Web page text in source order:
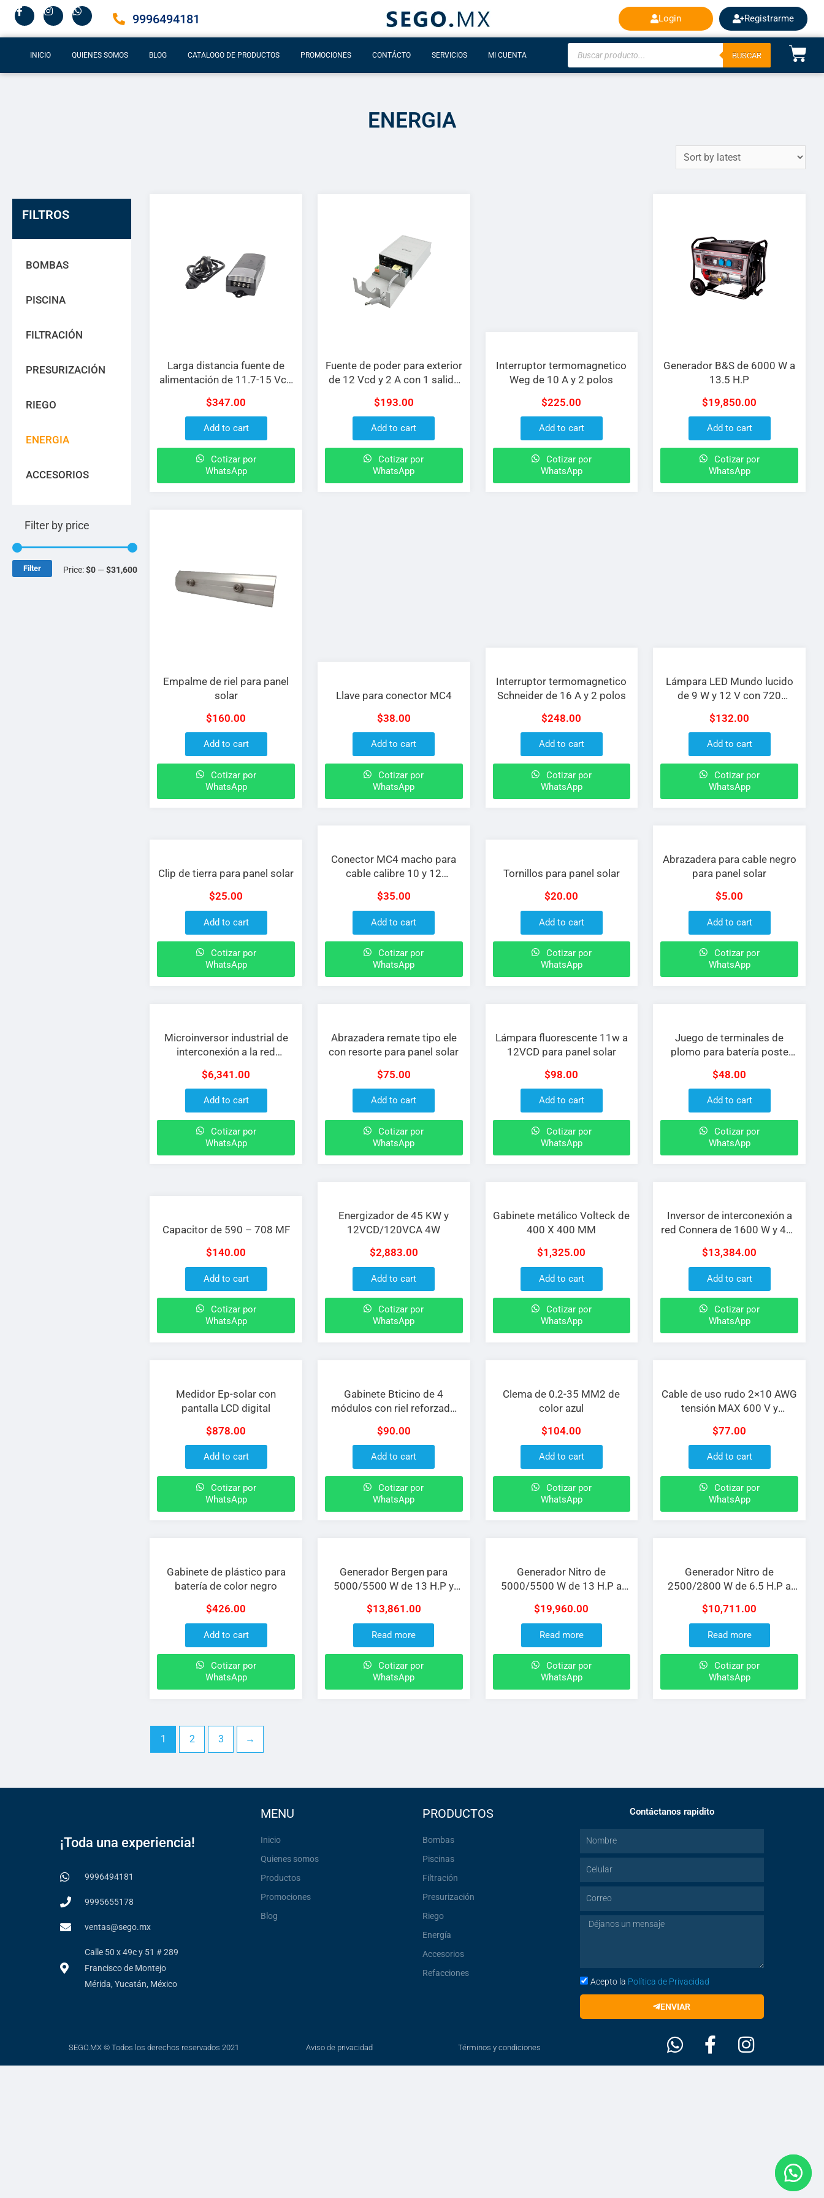
9996494181 Login Registrarme
INICIO QUIENES SOMOS BLOG CATALOGO DE PRODUCTOS PROMOCIONES CONTÁCTO SERVICIOS MI CUENTA BUSCAR
ENERGIA
FILTROS
BOMBAS
PISCINA
FILTRACIÓN
PRESURIZACIÓN
RIEGO
ENERGIA
ACCESORIOS
Filter by price
Filter Price:$0 —$31,600
Larga distancia fuente de
alimentación de 11.7-15 Vcd
voltaje de entrada de
110/240 Vca
$347.00
Add to cart
Cotizar por
WhatsApp
Fuente de poder para exterior
de 12 Vcd y 2 A con 1 salida
240 Vca
$193.00
Add to cart
Cotizar por
WhatsApp
Interruptor termomagnetico
Weg de 10 A y 2 polos
$225.00
Add to cart
Cotizar por
WhatsApp
Generador B&S de 6000 W a
13.5 H.P
$19,850.00
Add to cart
Cotizar por
WhatsApp
Empalme de riel para panel
solar
$160.00
Add to cart
Cotizar por
WhatsApp
Llave para conector MC4
$38.00
Add to cart
Cotizar por
WhatsApp
Interruptor termomagnetico
Schneider de 16 A y 2 polos
$248.00
Add to cart
Cotizar por
WhatsApp
Lámpara LED Mundo lucido
de 9 W y 12 V con 720
$132.00
Add to cart
Cotizar por
WhatsApp
Clip de tierra para panel solar
$25.00
Add to cart
Cotizar por
WhatsApp
Conector MC4 macho para
cable calibre 10 y 12
$35.00
Add to cart
Cotizar por
WhatsApp
Tornillos para panel solar
$20.00
Add to cart
Cotizar por
WhatsApp
Abrazadera para cable negro
para panel solar
$5.00
Add to cart
Cotizar por
WhatsApp
Microinversor industrial de
interconexión a la red
monofásica de 2 canales
MPPT
$6,341.00
Add to cart
Cotizar por
WhatsApp
Abrazadera remate tipo ele
con resorte para panel solar
$75.00
Add to cart
Cotizar por
WhatsApp
Lámpara fluorescente 11w a
12VCD para panel solar
$98.00
Add to cart
Cotizar por
WhatsApp
Juego de terminales de
plomo para batería poste
a 1 AWG, 2 piezas
$48.00
Add to cart
Cotizar por
WhatsApp
Capacitor de 590 – 708 MF
$140.00
Add to cart
Cotizar por
WhatsApp
Energizador de 45 KW y
12VCD/120VCA 4W
$2,883.00
Add to cart
Cotizar por
WhatsApp
Gabinete metálico Volteck de
400 X 400 MM
$1,325.00
Add to cart
Cotizar por
WhatsApp
Inversor de interconexión a
red Connera de 1600 W y 450
$13,384.00
Add to cart
Cotizar por
WhatsApp
Medidor Ep-solar con
pantalla LCD digital
$878.00
Add to cart
Cotizar por
WhatsApp
Gabinete Bticino de 4
módulos con riel reforzado
$90.00
Add to cart
Cotizar por
WhatsApp
Clema de 0.2-35 MM2 de
color azul
$104.00
Add to cart
Cotizar por
WhatsApp
Cable de uso rudo 2×10 AWG
tensión MAX 600 V y
$77.00
Add to cart
Cotizar por
WhatsApp
Gabinete de plástico para
batería de color negro
$426.00
Add to cart
Cotizar por
WhatsApp
Generador Bergen para
5000/5500 W de 13 H.P y
20 L de capacidad
$13,861.00
Read more
Cotizar por
WhatsApp
Generador Nitro de
5000/5500 W de 13 H.P a
KG capacidad de 25 L de
gasolina y duración de 9 H
$19,960.00
Read more
Cotizar por
WhatsApp
Generador Nitro de
2500/2800 W de 6.5 H.P a
KG capacidad de 5 L de
gasolina y duración de 12 H
$10,711.00
Read more
Cotizar por
WhatsApp
1 2 3 →
¡Toda una experiencia!
9996494181
9995655178
ventas@sego.mx
Calle 50 x 49c y 51 # 289
Francisco de Montejo
Mérida, Yucatán, México
MENU
Inicio
Quienes somos
Productos
Promociones
Blog
PRODUCTOS
Bombas
Piscinas
Filtración
Presurización
Riego
Energía
Accesorios
Refacciones
Contáctanos rapidito
Acepto la Política de Privacidad
ENVIAR
SEGO.MX © Todos los derechos reservados 2021 Aviso de privacidad Términos y condiciones